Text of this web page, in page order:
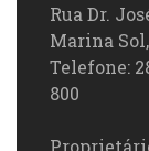
Rua Dr.
Marina Sol,
Telefone:
800